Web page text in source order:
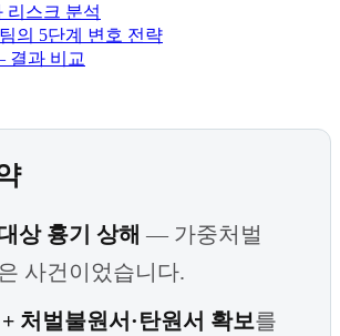
리스크 분석
의 5단계 변호 전략
결과 비교
상 흉기 상해 — 가중처벌
사건이었습니다.
처벌불원서·탄원서 확보를